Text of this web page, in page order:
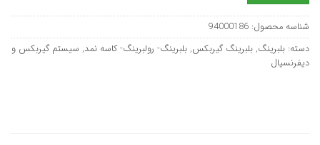
شناسه محصول: 94000186
دسته: بلبرینگ, بلبرینگ گیربکس, بلبرینگ- رولبرینگ- کاسه نمد, سیستم گیربکس و
دیفرنسیال